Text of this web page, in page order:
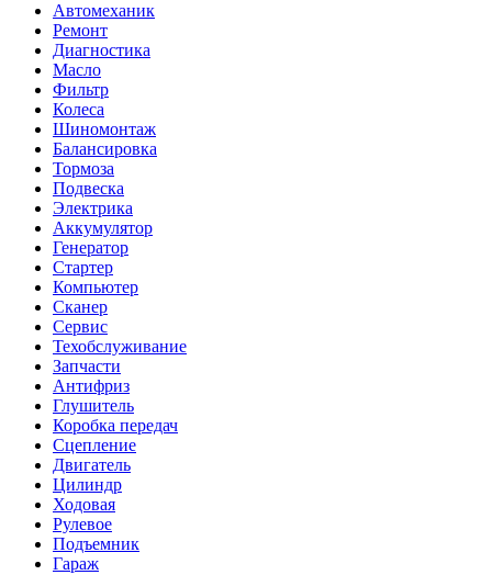
Автомеханик
Ремонт
Диагностика
Масло
Фильтр
Колеса
Шиномонтаж
Балансировка
Тормоза
Подвеска
Электрика
Аккумулятор
Генератор
Стартер
Компьютер
Сканер
Сервис
Техобслуживание
Запчасти
Антифриз
Глушитель
Коробка передач
Сцепление
Двигатель
Цилиндр
Ходовая
Рулевое
Подъемник
Гараж